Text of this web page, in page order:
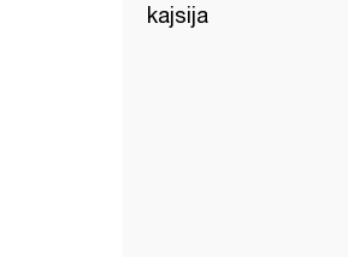
kajsija